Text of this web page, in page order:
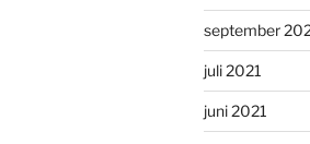
september
juli 2021
juni 2021